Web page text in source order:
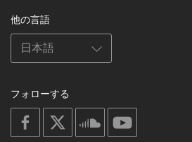
他の言語
フォローする
on
facebook
soundcloud